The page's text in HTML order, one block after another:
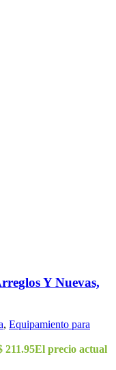
Y Nuevas,
, Equipamiento para
211.95El precio actual